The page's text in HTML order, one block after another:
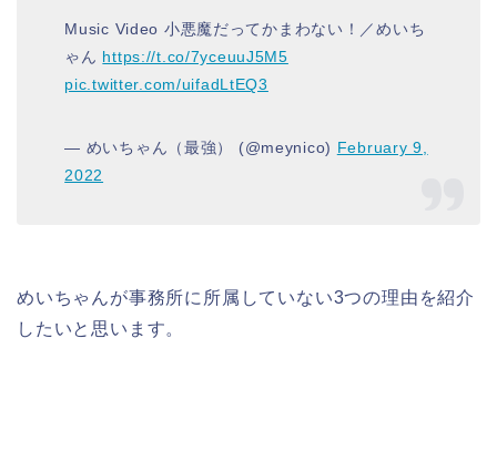
Music Video 小悪魔だってかまわない！／めいち
ゃん https://t.co/7yceuuJ5M5
pic.twitter.com/uifadLtEQ3
— めいちゃん（最強） (@meynico) February 9,
2022
めいちゃんが事務所に所属していない3つの理由を紹介
したいと思います。